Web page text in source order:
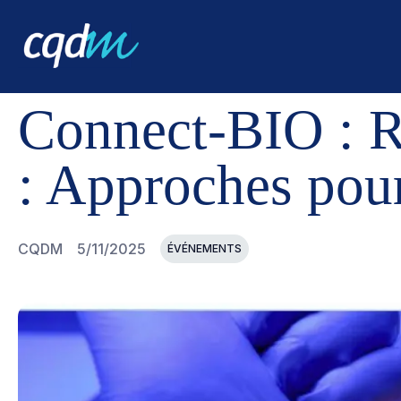
CQDM NOUVELLES ET ÉVÉNEMENTS CONNECT-BIO
Connect-BIO :
: Approches
CQDM 5/11/2025 ÉVÉNEMENTS